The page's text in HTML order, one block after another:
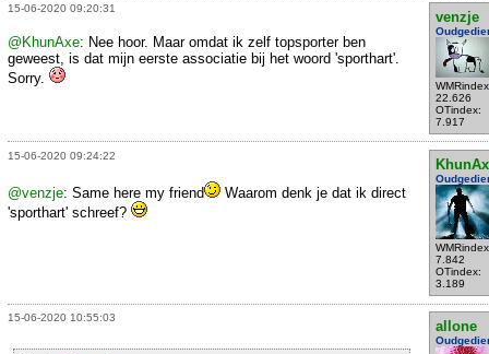
15-06-2020 09:20:31
venzje
22.626
OTindex:
7.917
@KhunAxe: Nee hoor. Maar omdat ik zelf topsporter ben
geweest, is dat mijn eerste associatie bij het woord 'sporthart'.
Sorry.
15-06-2020 09:24:22
7.842
OTindex:
3.189
@venzje: Same here my friend
Waarom denk je dat ik direct
'sporthart' schreef?
15-06-2020 10:55:03
allone